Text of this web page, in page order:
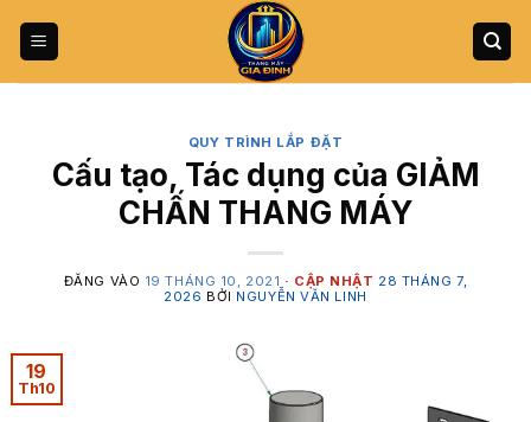
qua
QUY TRÌNH LẮP ĐẶT
Cấu tạo, Tác dụng của GIẢM
CHẤN THANG MÁY
ĐĂNG VÀO 19 THÁNG 10, 2021
28 THÁNG 7,
2026 BỞI NGUYỄN VĂN LINH
19
Th10